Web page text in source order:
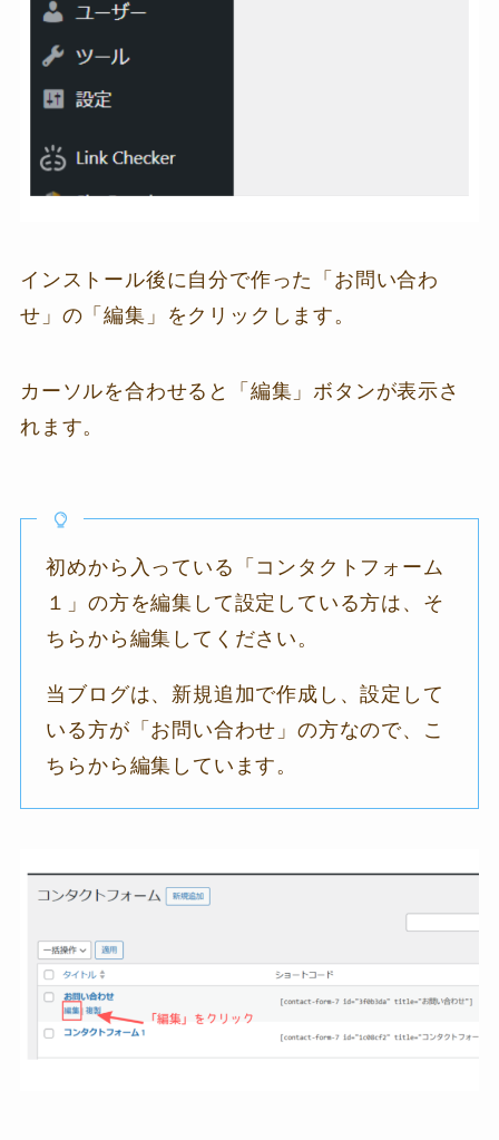
インストール後に自分で作った「お問い合わ
せ」の「編集」をクリックします。
カーソルを合わせると「編集」ボタンが表示さ
れます。
初めから入っている「コンタクトフォーム
１」の方を編集して設定している方は、そ
ちらから編集してください。
当ブログは、新規追加で作成し、設定して
いる方が「お問い合わせ」の方なので、こ
ちらから編集しています。